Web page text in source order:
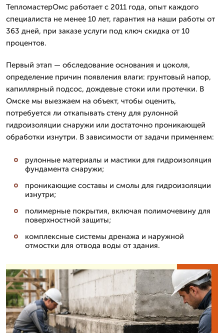
ТепломастерОмс работает с 2011 года, опыт каждого
специалиста не менее 10 лет, гарантия на наши работы от
363 дней, при заказе услуги под ключ скидка от 10
процентов.
Первый этап — обследование основания и цоколя,
определение причин появления влаги: грунтовый напор,
капиллярный подсос, дождевые стоки или протечки. В
Омске мы выезжаем на объект, чтобы оценить,
потребуется ли откапывать стену для рулонной
гидроизоляции снаружи или достаточно проникающей
обработки изнутри. В зависимости от задачи применяем:
рулонные материалы и мастики для гидроизоляция
фундамента снаружи;
проникающие составы и смолы для гидроизоляции
изнутри;
полимерные покрытия, включая полимочевину для
поверхностной защиты;
комплексные системы дренажа и наружной
отмостки для отвода воды от здания.